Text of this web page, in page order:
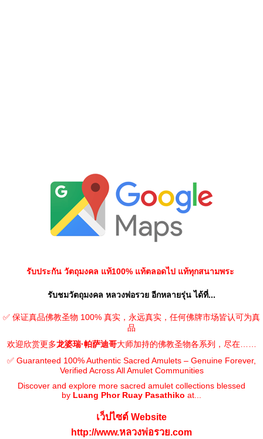
รับประกัน วัตถุมงคล แท้100% แท้ตลอดไป แท้ทุกสนามพระ
รับชมวัตถุมงคล หลวงพ่อรวย อีกหลายรุ่น ได้ที่...
✅ 保证真品佛教圣物 100% 真实，永远真实，任何佛牌市场皆认可为真
品
欢迎欣赏更多龙婆瑞·帕萨迪哥大师加持的佛教圣物各系列，尽在……
✅ Guaranteed 100% Authentic Sacred Amulets – Genuine Forever,
Verified Across All Amulet Communities
Discover and explore more sacred amulet collections blessed
by Luang Phor Ruay Pasathiko at...
เว็ปไซต์ Website
http://www.หลวงพ่อรวย.com